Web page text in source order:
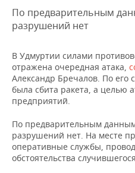
ДЕКЛАРАЦИИ О ДОХОДАХ
КОРОЛИ ГОСЗАКАЗА ПФО
ВУЗЫ ТАТАРСТАНА
КОМУ ПРИНАДЛЕЖАТ
ТОРГОВЫЕ ЦЕНТРЫ
ТАТАРСТАНА
НОВОСТИ ЭКОНОМИКИ
ФИНАНСЫ
БАНКИ
БЮДЖЕТ
ПРОМЫШЛЕННОСТЬ
НОВОСТИ
АГРОПРОМ
МАШИНОСТРОЕНИЕ
НЕФТЕХИМИЯ
НЕФТЬ
НЕДВИЖИМОСТЬ
НОВОСТИ
АВТО
НОВОСТИ АВТО
БИЗНЕС
РОЗНИЧНАЯ ТОРГОВЛЯ
НОВОСТИ ТЕХНОЛОГИЙ
МЕРОПРИЯТИЯ
По предварительным
разрушений нет
В Удмуртии силами
отражена очередная атака,
Александр Бречалов. По его
была сбита ракета, а целью
предприятий.
По предварительным
разрушений нет. На месте
оперативные службы,
обстоятельства